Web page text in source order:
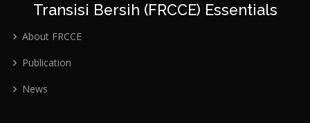
Transisi Bersih (FRCCE) Essentials
About FRCCE
Publication
News